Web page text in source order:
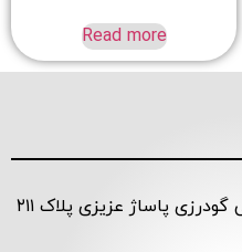
Read more
پاساژ عزیزی پلاک ۲۱۱